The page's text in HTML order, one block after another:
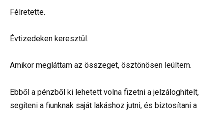
Félretette.
Évtizedeken keresztül.
Amikor megláttam az összeget, ösztönösen leültem.
Ebből a pénzből ki lehetett volna fizetni a jelzáloghitelt,
segíteni a fiunknak saját lakáshoz jutni, és biztosítani a